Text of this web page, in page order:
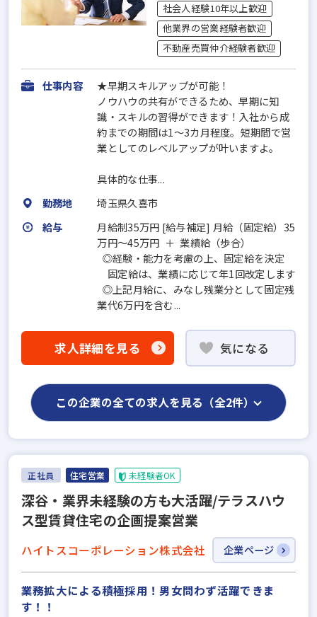
社会人経験10年以上歓迎
他業界の営業経験者歓迎
不動産売買仲介経験者歓迎
仕事内容
★早期スキルアップが可能！
ノウハウの共有ができるため、早期に知
識・スキルの習得ができます！入社から成
約までの期間は1～3カ月程度。短期間で営
業としてのレベルアップが叶いますよ。
具体的な仕事...
勤務地
埼玉県久喜市
給与
月給制35万円 [給与補足] 月給（固定給）35
万円～45万円 ＋ 業績給（歩合）
◎経験・能力を考慮の上、固定給を決定
固定給は、業績に応じて年1回改定します
◎上記月給に、みなし残業分として固定残
業代6万円を含む...
求人詳細を見る 気になる
この企業の全ての求人を見る（全2件）
正社員 住宅営業 未経験者OK
深谷・業界未経験の方も大活躍/テラスハウ
ス型賃貸住宅の企画提案営業
ハイトスコーポレーション株式会社 企業ページ
業務拡大による積極採用！男女問わず活躍できま
す！！